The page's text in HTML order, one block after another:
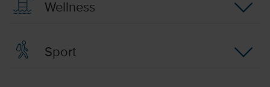
Wellness
Sport